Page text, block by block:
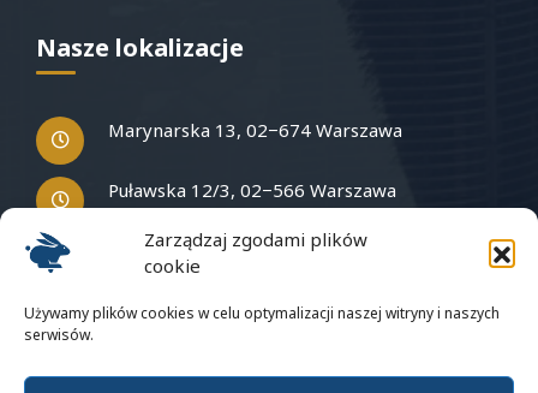
Zarządzaj zgodami plików
cookie
Używamy plików cookies w celu optymalizacji naszej witryny i naszych
serwisów.
Nasze lokalizacje
Marynarska 13, 02−674 Warszawa
Puławska 12/3, 02−566 Warszawa
Masz pytania?